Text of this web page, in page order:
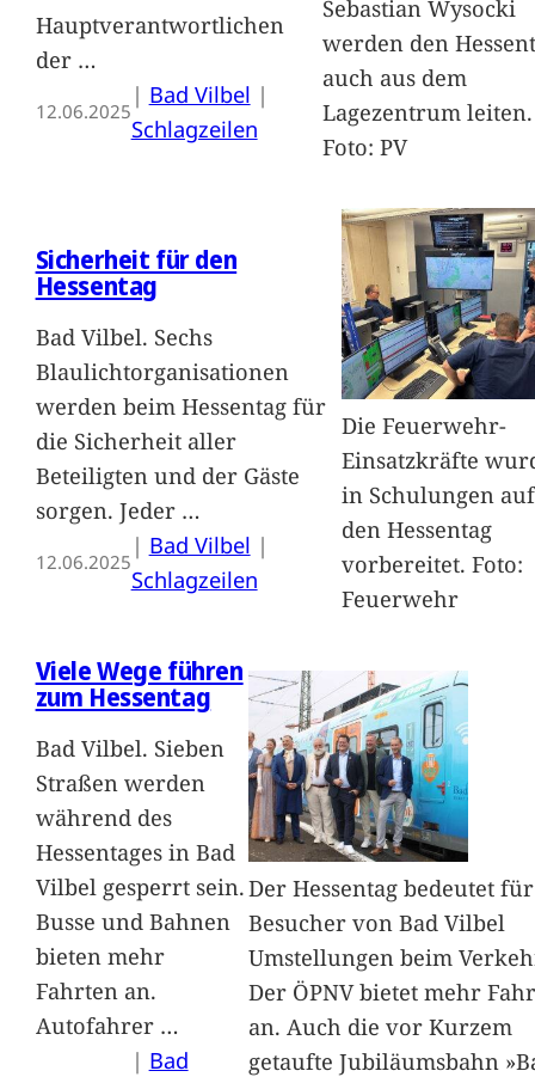
Hauptverantwortlichen
der …
12.06.2025
| Bad Vilbel
Schlagzeilen
Sebastian Wysocki
werden den
auch aus dem
Lagezentrum leiten.
Foto: PV
Sicherheit für den
Hessentag
Bad Vilbel. Sechs
Blaulichtorganisationen
werden beim Hessentag für
die Sicherheit aller
Beteiligten und der Gäste
sorgen. Jeder …
12.06.2025
| Bad Vilbel
Schlagzeilen
Die Feuerwehr-
Einsatzkräfte
in Schulungen auf
den Hessentag
vorbereitet. Foto:
Feuerwehr
Viele Wege führen
zum Hessentag
Bad Vilbel. Sieben
Straßen werden
während des
Hessentages in Bad
Vilbel gesperrt sein.
Busse und Bahnen
bieten mehr
Fahrten an.
Autofahrer …
| Bad
Der Hessentag bedeutet für
Besucher von Bad Vilbel
Umstellungen beim
Der ÖPNV bietet mehr
an. Auch die vor Kurzem
getaufte Jubiläumsbahn